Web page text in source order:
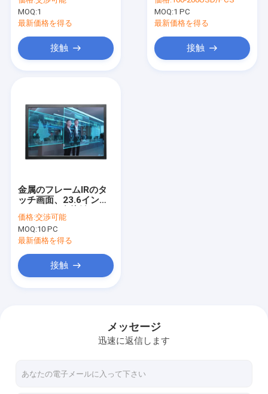
ネルの
MOQ:1
最新価格を得る
接触
テレビ
MOQ:1 PC
最新価格を得る
接触
金属のフレームIRのタ
ッチ画面、23.6インチ
スクリーン
価格:交渉可能
MOQ:10 PC
最新価格を得る
接触
メッセージ
迅速に返信します